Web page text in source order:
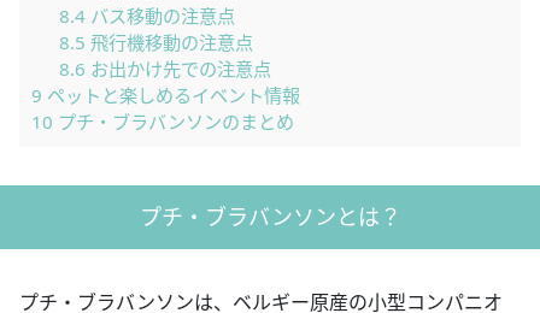
8.4バス移動の注意点
8.5 飛行機移動の注意点
8.6 お出かけ先での注意点
9 ペットと楽しめるイベント情報
10 プチ・ブラバンソンのまとめ
プチ・ブラバンソンとは？
プチ・ブラバンソンは、ベルギー原産の小型コンパニオ